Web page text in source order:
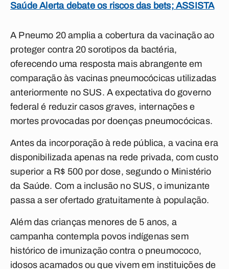
Saúde Alerta debate os riscos das bets; ASSISTA
A Pneumo 20 amplia a cobertura da vacinação ao
proteger contra 20 sorotipos da bactéria,
oferecendo uma resposta mais abrangente em
comparação às vacinas pneumocócicas utilizadas
anteriormente no SUS. A expectativa do governo
federal é reduzir casos graves, internações e
mortes provocadas por doenças pneumocócicas.
Antes da incorporação à rede pública, a vacina era
disponibilizada apenas na rede privada, com custo
superior a R$ 500 por dose, segundo o Ministério
da Saúde. Com a inclusão no SUS, o imunizante
passa a ser ofertado gratuitamente à população.
Além das crianças menores de 5 anos, a
campanha contempla povos indígenas sem
histórico de imunização contra o pneumococo,
idosos acamados ou que vivem em instituições de